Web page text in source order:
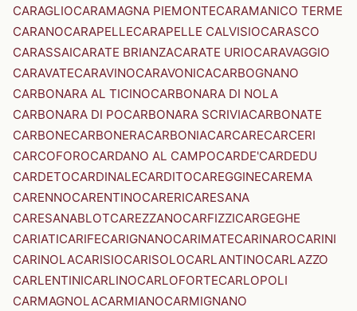
CARAGLIOCARAMAGNA PIEMONTECARAMANICO TERME
CARANOCARAPELLECARAPELLE CALVISIOCARASCO
CARASSAICARATE BRIANZACARATE URIOCARAVAGGIO
CARAVATECARAVINOCARAVONICACARBOGNANO
CARBONARA AL TICINOCARBONARA DI NOLA
CARBONARA DI POCARBONARA SCRIVIACARBONATE
CARBONECARBONERACARBONIACARCARECARCERI
CARCOFOROCARDANO AL CAMPOCARDE'CARDEDU
CARDETOCARDINALECARDITOCAREGGINECAREMA
CARENNOCARENTINOCARERICARESANA
CARESANABLOTCAREZZANOCARFIZZICARGEGHE
CARIATICARIFECARIGNANOCARIMATECARINAROCARINI
CARINOLACARISIOCARISOLOCARLANTINOCARLAZZO
CARLENTINICARLINOCARLOFORTECARLOPOLI
CARMAGNOLACARMIANOCARMIGNANO